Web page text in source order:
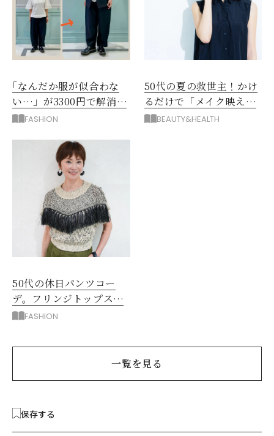
｢なんだか服が似合わな
い…」が3300円で解消！
阪神梅田のサービスが神
FASHION
50代の夏の救世主！かけ
るだけで「メイク映え」
する眼鏡
BEAUTY&HEALTH
50代の休日パンツコー
デ。フリンジトップスを
主役に洗練アースカラー
FASHION
一覧を見る
保存する